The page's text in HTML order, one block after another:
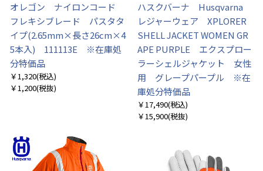
オレゴン ナイロンコード
フレキシブレード パスタタ
イプ(2.65mm×長さ26cm×4
5本入) 111113E ※在庫処
分特価品
￥1,320(税込)
￥1,200(税抜)
ハスクバーナ Husqvarna
レジャーウェア XPLORER
SHELL JACKET WOMEN GR
APE PURPLE エクスプロー
ラーシェルジャケット 女性
用 グレープパープル ※在
庫処分特価品
￥17,490(税込)
￥15,900(税抜)